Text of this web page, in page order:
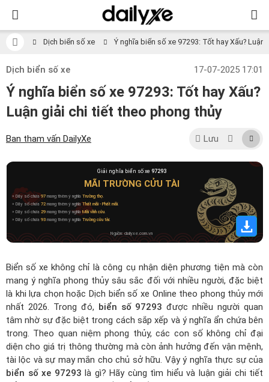
Dịch biển số xe Ý nghĩa biển số xe 97293: Tốt hay Xấu?
Dịch biển số xe 17-07-2025 17:01
Ý nghĩa biển số xe 97293: Tốt hay Xấu?
Luận giải chi tiết theo phong thủy
Ban tham vấn DailyXe Lưu
Giải nghĩa biển số xe 97293
MÃI TRƯỜNG CỬU TÀI
» Dãy số chứa97 mang thêm ý nghĩa Trường thọ.
» Dãy số chứa 72 mang thêm ý nghĩaThất mãi - Phất mãi.
» Dãy số chứa 29 mang thêm ý nghĩaMãi vĩnh cửu.
» Dãy số chứa 93 mang thêm ý nghĩa Trường cửu tài.
Nguồn: dailyxe.com.vn
Biển số xe không chỉ là công cụ nhận diện phương tiện mà còn
mang ý nghĩa phong thủy sâu sắc đối với nhiều người, đặc biệt
là khi lựa chọn hoặcDịch biển số xe Online theo phong thủy mới
nhất 2026. Trong đó, biển số 97293 được nhiều người quan
tâm nhờ sự đặc biệt trong cách sắp xếp và ý nghĩa ẩn chứa bên
trong. Theo quan niệm phong thủy, các con số không chỉ đại
diện cho giá trị thông thường mà còn ảnh hưởng đến vận mệnh,
tài lộc và sự may mắn cho chủ sở hữu. Vậy ý nghĩa thực sự của
biển số xe 97293 là gì? Hãy cùng tìm hiểu và luận giải chi tiết